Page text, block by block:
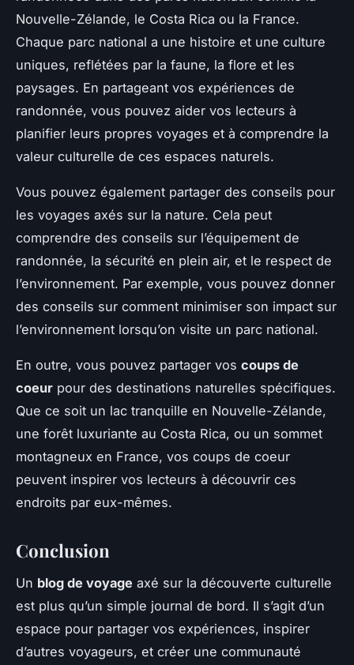
Nouvelle-Zélande, le Costa Rica ou la France.
Chaque parc national a une histoire et une culture
uniques, reflétées par la faune, la flore et les
paysages. En partageant vos expériences de
randonnée, vous pouvez aider vos lecteurs à
planifier leurs propres voyages et à comprendre la
valeur culturelle de ces espaces naturels.
Vous pouvez également partager des conseils pour
les voyages axés sur la nature. Cela peut
comprendre des conseils sur l’équipement de
randonnée, la sécurité en plein air, et le respect de
l’environnement. Par exemple, vous pouvez donner
des conseils sur comment minimiser son impact sur
l’environnement lorsqu’on visite un parc national.
En outre, vous pouvez partager vos coups de
coeur pour des destinations naturelles spécifiques.
Que ce soit un lac tranquille en Nouvelle-Zélande,
une forêt luxuriante au Costa Rica, ou un sommet
montagneux en France, vos coups de coeur
peuvent inspirer vos lecteurs à découvrir ces
endroits par eux-mêmes.
Conclusion
Un blog de voyage axé sur la découverte culturelle
est plus qu’un simple journal de bord. Il s’agit d’un
espace pour partager vos expériences, inspirer
d’autres voyageurs, et créer une communauté